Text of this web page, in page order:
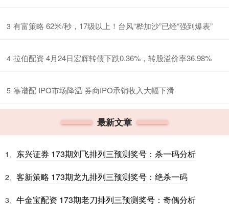
3 ​有富策略 62米/秒，17级以上！台风“桦加沙”已经“强到爆表”
4 ​拉伯配资 4月24日宏辉转债下跌0.36%，转股溢价率36.98%
5 ​靠谱配 IPO市场降温 券商IPO承销收入大幅下滑
最新文章
1、 东兴证券 173期刘飞排列三预测奖号：杀一码分析
2、 客新策略 173期龙九排列三预测奖号：绝杀一码
3、 牛金宝配资 173期老刀排列三预测奖号：奇偶分析